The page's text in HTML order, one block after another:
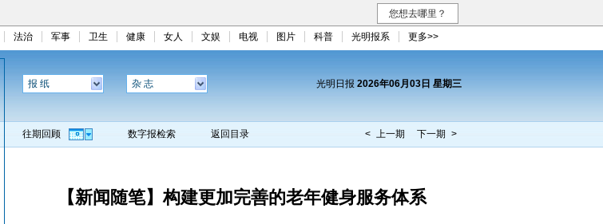
您想去哪里？
法治 军事 卫生 健康 女人 文娱 电视 图片 科普 光明报系 更多>>
报 纸 杂 志 光明日报 2026年06月03日 星期三
往期回顾 数字报检索 返回目录 < 上一期 下一期 >
【新闻随笔】构建更加完善的老年健身服务体系